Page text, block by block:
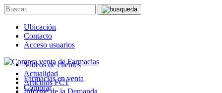
Ubicación
Contacto
Acceso usuarios
Farmacias en venta
Comprar
Vídeos de clientes
Actualidad
Artículos FCT
Informe de la Demanda